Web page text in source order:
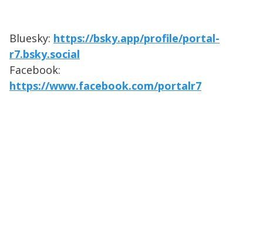
Bluesky: https://bsky.app/profile/portal-
r7.bsky.social
Facebook:
https://www.facebook.com/portalr7